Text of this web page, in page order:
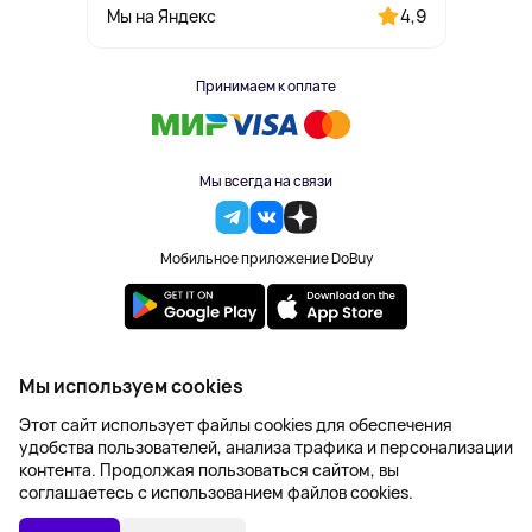
УТОЧНИТЬ НАЛИЧИЕ
Мы на Яндекс 4,9
Принимаем к оплате
Мы всегда на связи
Мобильное приложение DoBuy
2023-2026 © DoBuy. Все права защищены
Правила обработки персональных данных
Пользовательское соглашение
Оферта
Создание сайта – NetLab
Мы используем cookies
Этот сайт использует файлы cookies для обеспечения
удобства пользователей, анализа трафика и персонализации
контента. Продолжая пользоваться сайтом, вы
соглашаетесь с использованием файлов cookies.